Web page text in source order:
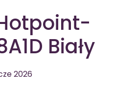
Biały
2026